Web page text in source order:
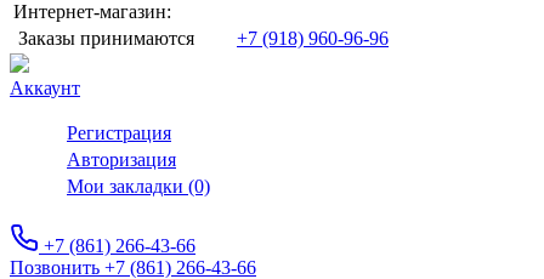
Интернет-магазин:
Заказы принимаются
+7 (918) 960-96-96
Аккаунт
Регистрация
Авторизация
Мои закладки (0)
+7 (861) 266-43-66
Позвонить +7 (861) 266-43-66